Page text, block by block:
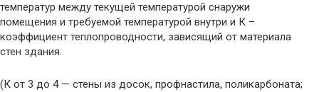
температур между текущей температурой снаружи
помещения и требуемой температурой внутри и К –
коэффициент теплопроводности, зависящий от материала
стен здания.
(К от 3 до 4 — стены из досок, профнастила, поликарбоната;